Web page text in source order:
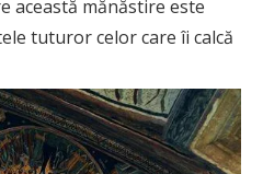
această mănăstire este
tuturor celor care îi calcă